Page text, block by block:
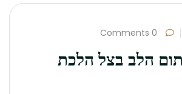
הלב בצל הלכת